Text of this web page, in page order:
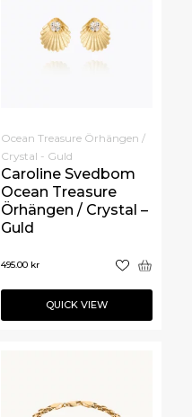
Ocean Treasure Örhängen /
Crystal - Guld
Caroline Svedbom
Ocean Treasure
Örhängen / Crystal –
Guld
495.00 kr
QUICK VIEW